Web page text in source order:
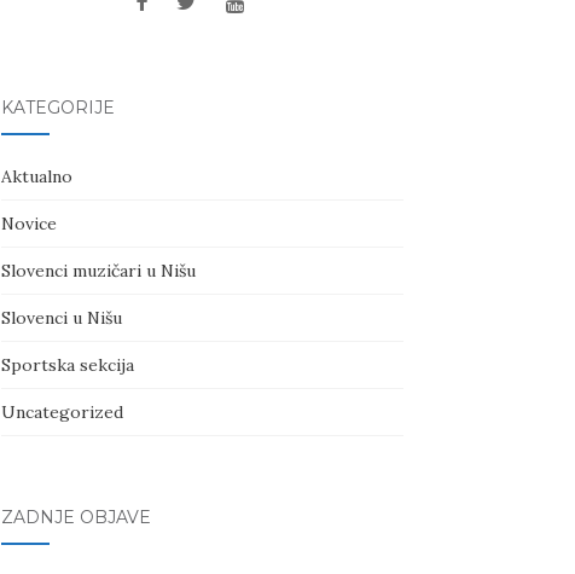
KATEGORIJE
Aktualno
Novice
Slovenci muzičari u Nišu
Slovenci u Nišu
Sportska sekcija
Uncategorized
ZADNJE OBJAVE